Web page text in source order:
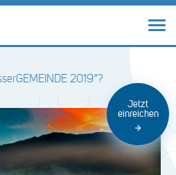
Jetzt
einreichen
2019“?